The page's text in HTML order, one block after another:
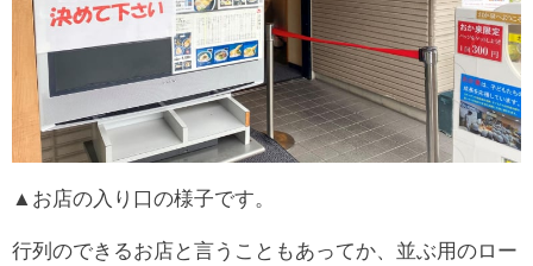
▲お店の入り口の様子です。
行列のできるお店と言うこともあってか、並ぶ用のロー